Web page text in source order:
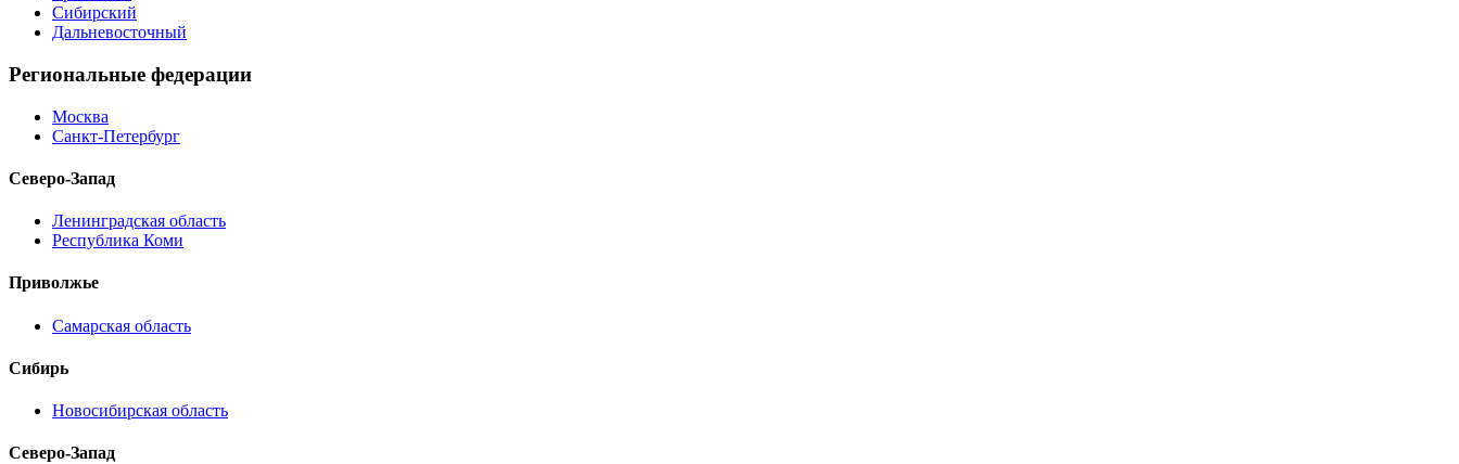
Сибирский
Дальневосточный
Региональные федерации
Москва
Санкт-Петербург
Северо-Запад
Ленинградская область
Республика Коми
Приволжье
Самарская область
Сибирь
Новосибирская область
Северо-Запад